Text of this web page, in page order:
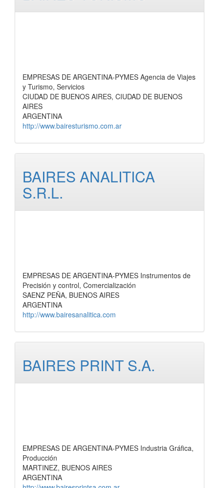
EMPRESAS DE ARGENTINA-PYMES Agencia de Viajes
y Turismo, Servicios
CIUDAD DE BUENOS AIRES, CIUDAD DE BUENOS
AIRES
ARGENTINA
http://www.bairesturismo.com.ar
BAIRES ANALITICA
S.R.L.
EMPRESAS DE ARGENTINA-PYMES Instrumentos de
Precisión y control, Comercialización
SAENZ PEÑA, BUENOS AIRES
ARGENTINA
http://www.bairesanalitica.com
BAIRES PRINT S.A.
EMPRESAS DE ARGENTINA-PYMES Industria Gráfica,
Producción
MARTINEZ, BUENOS AIRES
ARGENTINA